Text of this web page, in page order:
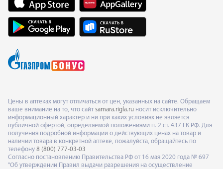
Цены в аптеках могут отличаться от цен, указанных на сайте. Обращаем
ваше внимание на то, что сайт samara.rigla.ru носит исключительно
информационный характер и ни при каких условиях не является
публичной офертой, определяемой положениями п. 2 ст. 437 ГК РФ. Для
получения подробной информации о действующих ценах на товар и
наличии товара в конкретной аптеке, пожалуйста, обращайтесь по
телефону 8 (800) 777-03-03
Согласно постановлению Правительства РФ от 16 мая 2020 года № 697
"Об утверждении Правил выдачи разрешения на осуществление